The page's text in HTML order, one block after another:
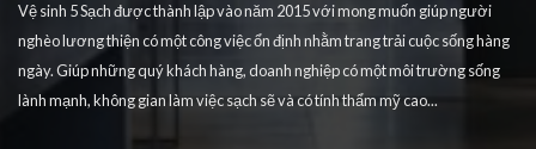
Vệ sinh 5 Sạch được thành lập vào năm 2015 với mong muốn giúp người
nghèo lương thiện có một công việc ổn định nhằm trang trải cuộc sống hàng
ngày. Giúp những quý khách hàng, doanh nghiệp có một môi trường sống
lành mạnh, không gian làm việc sạch sẽ và có tính thẩm mỹ cao...